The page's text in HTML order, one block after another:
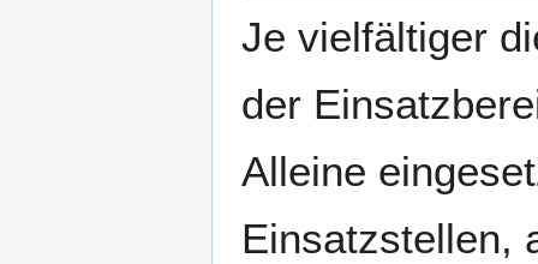
Je vielfältiger
der
Alleine
Einsatzstellen,